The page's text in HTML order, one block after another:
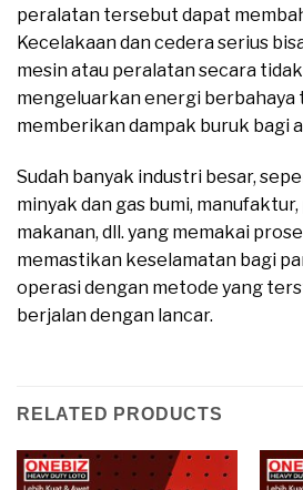
peralatan tersebut dapat
Kecelakaan dan cedera serius
mesin atau peralatan secara
mengeluarkan energi berbahaya
memberikan dampak buruk bagi
Sudah banyak industri besar,
minyak dan gas bumi,
makanan, dll. yang memakai
memastikan keselamatan bagi
operasi dengan metode yang
berjalan dengan lancar.
RELATED PRODUCTS